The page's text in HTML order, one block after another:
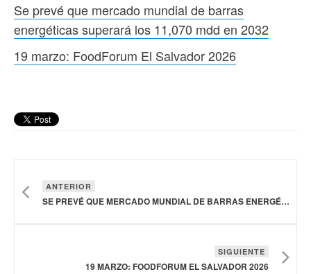
Se prevé que mercado mundial de barras
energéticas superará los 11,070 mdd en 2032
19 marzo: FoodForum El Salvador 2026
ANTERIOR
SE PREVÉ QUE MERCADO MUNDIAL DE BARRAS ENERGÉTICAS SUPERARÁ LOS 11,070 MDD EN 2032
SIGUIENTE
19 MARZO: FOODFORUM EL SALVADOR 2026